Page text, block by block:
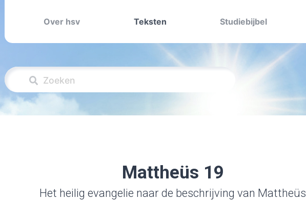
Over hsv Teksten Studiebijbel
Mattheüs 19
Het heilig evangelie naar de beschrijving van Mattheüs